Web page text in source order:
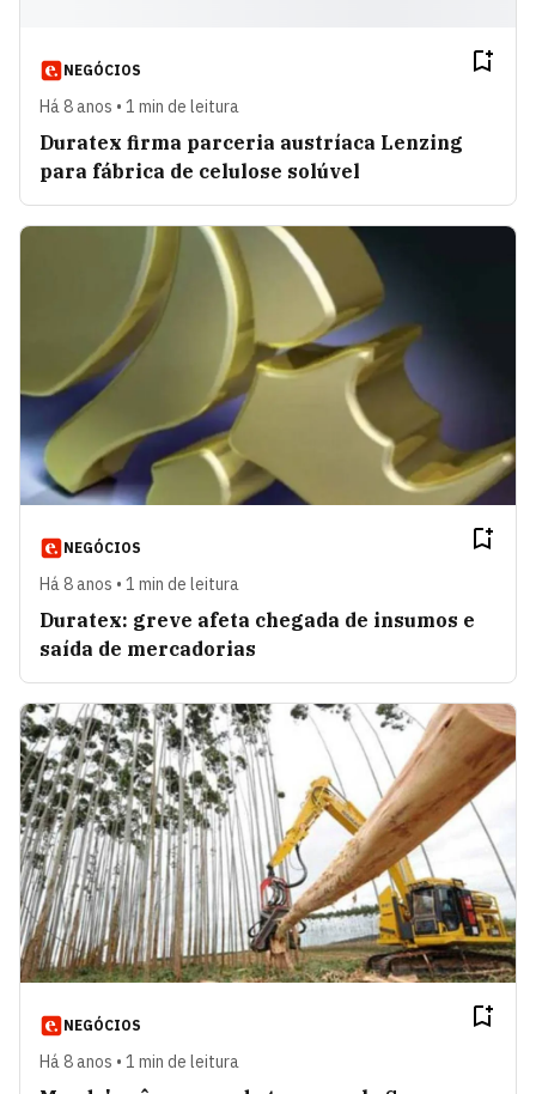
NEGÓCIOS
Há 8 anos • 1 min de leitura
Duratex firma parceria austríaca Lenzing
para fábrica de celulose solúvel
NEGÓCIOS
Há 8 anos • 1 min de leitura
Duratex: greve afeta chegada de insumos e
saída de mercadorias
NEGÓCIOS
Há 8 anos • 1 min de leitura